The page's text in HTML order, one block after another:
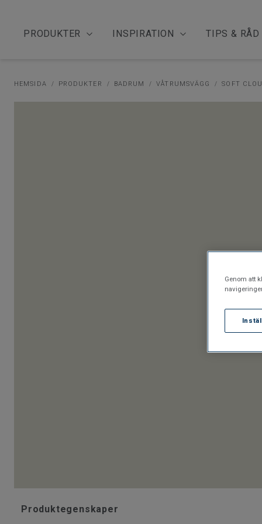
PRODUKTER INSPIRATION TIPS & RÅD
HEMSIDA PRODUKTER BADRUM VÅTRUMSVÄGG SOFT
Produktegenskaper
Genom att